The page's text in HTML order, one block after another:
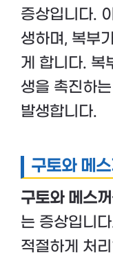
증상입니다.
생하며, 복부
게 합니다. 복
생을 촉진하
발생합니다.
구토와 메
구토와 메스
는 증상입니
적절하게 처